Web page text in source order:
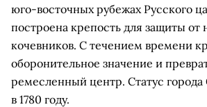
юго-восточных рубежах Русского
построена крепость для защиты от
кочевников. С течением времени
оборонительное значение и
ремесленный центр. Статус города
в 1780 году.